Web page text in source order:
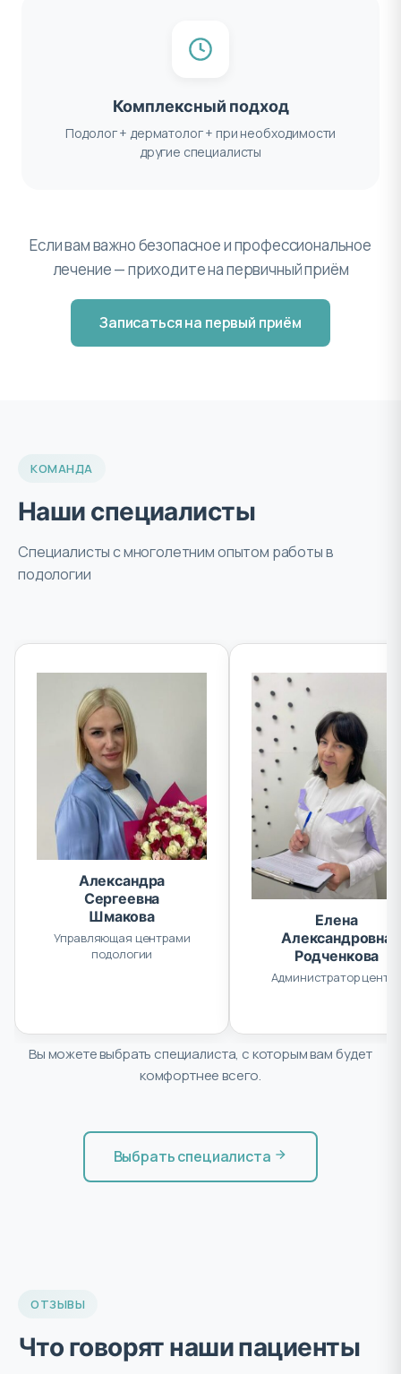
Комплексный подход
Подолог + дерматолог + при необходимости
другие специалисты
Если вам важно безопасное и профессиональное
лечение — приходите на первичный приём
Записаться на первый приём
КОМАНДА
Наши специалисты
Специалисты с многолетним опытом работы в
подологии
Александра
Сергеевна
Шмакова
Управляющая центрами
подологии
Елена
Александровна
Родченкова
Администратор
Вы можете выбрать специалиста, с которым вам будет
комфортнее всего.
Выбрать специалиста
ОТЗЫВЫ
Что говорят наши пациенты